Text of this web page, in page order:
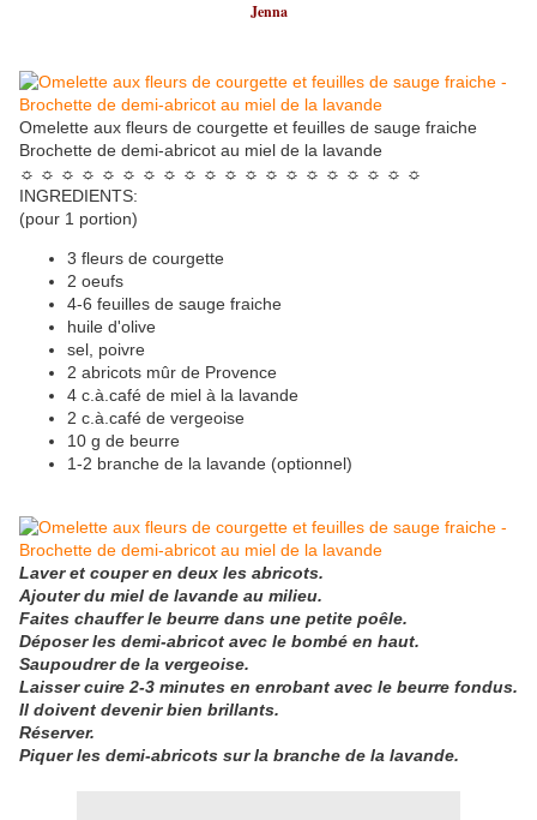
Jenna
Omelette aux fleurs de courgette et feuilles de sauge fraiche
Brochette de demi-abricot au miel de la lavande
☼ ☼ ☼ ☼ ☼ ☼ ☼ ☼ ☼ ☼ ☼ ☼ ☼ ☼ ☼ ☼ ☼ ☼ ☼ ☼
INGREDIENTS:
(pour 1 portion)
3 fleurs de courgette
2 oeufs
4-6 feuilles de sauge fraiche
huile d'olive
sel, poivre
2 abricots mûr de Provence
4 c.à.café de miel à la lavande
2 c.à.café de vergeoise
10 g de beurre
1-2 branche de la lavande (optionnel)
Laver et couper en deux les abricots.
Ajouter du miel de lavande au milieu.
Faites chauffer le beurre dans une petite poêle.
Déposer les demi-abricot avec le bombé en haut.
Saupoudrer de la vergeoise.
Laisser cuire 2-3 minutes en enrobant avec le beurre fondus.
Il doivent devenir bien brillants.
Réserver.
Piquer les demi-abricots sur la branche de la lavande.